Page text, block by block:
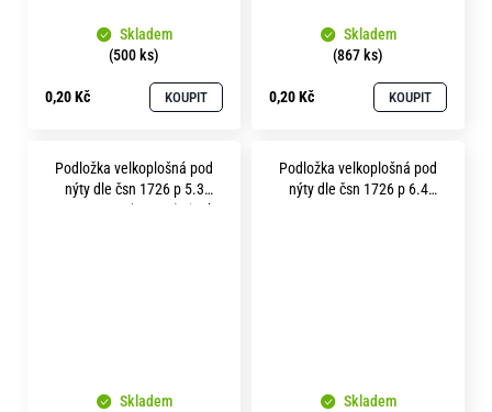
Skladem
(500 ks)
0,20 Kč KOUPIT
Skladem
(867 ks)
0,20 Kč KOUPIT
Podložka velkoplošná pod
nýty dle čsn 1726 p 5.3
pevnost 3.6 (100HV) zinek
Skladem
Podložka velkoplošná pod
nýty dle čsn 1726 p 6.4
Skladem